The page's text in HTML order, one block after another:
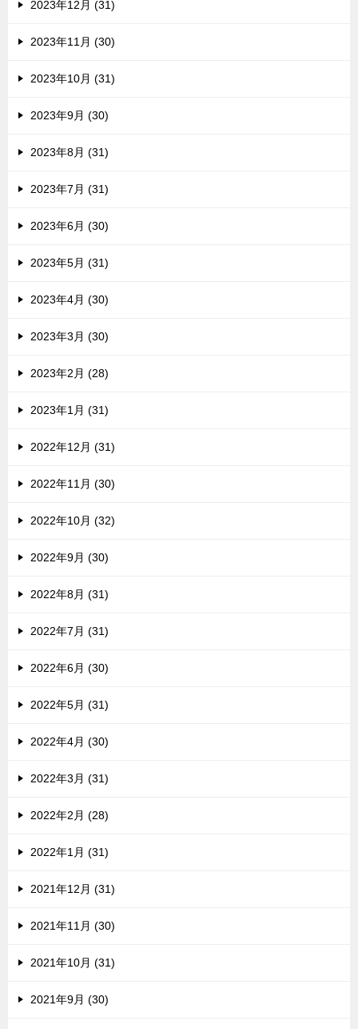
2023年12月 (31)
2023年11月 (30)
2023年10月 (31)
2023年9月 (30)
2023年8月 (31)
2023年7月 (31)
2023年6月 (30)
2023年5月 (31)
2023年4月 (30)
2023年3月 (30)
2023年2月 (28)
2023年1月 (31)
2022年12月 (31)
2022年11月 (30)
2022年10月 (32)
2022年9月 (30)
2022年8月 (31)
2022年7月 (31)
2022年6月 (30)
2022年5月 (31)
2022年4月 (30)
2022年3月 (31)
2022年2月 (28)
2022年1月 (31)
2021年12月 (31)
2021年11月 (30)
2021年10月 (31)
2021年9月 (30)